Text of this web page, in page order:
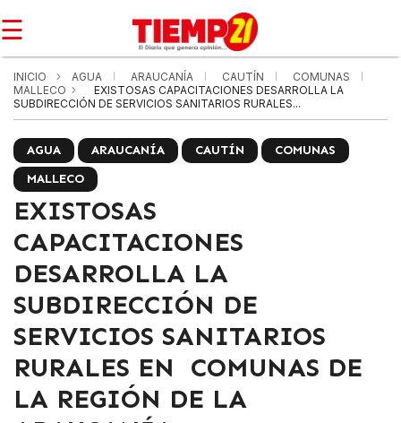
☰
INICIO AGUA ARAUCANÍA CAUTÍN
COMUNAS
MALLECO
EXISTOSAS CAPACITACIONES DESARROLLA LA
SUBDIRECCIÓN DE SERVICIOS SANITARIOS RURALES...
AGUA ARAUCANÍA CAUTÍN
COMUNAS
MALLECO
EXISTOSAS
CAPACITACIONES
DESARROLLA LA
SUBDIRECCIÓN DE
SERVICIOS SANITARIOS
RURALES EN COMUNAS DE
LA REGIÓN DE LA